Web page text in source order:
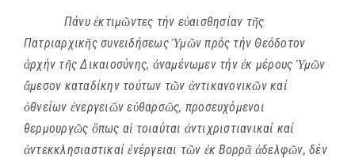
Πάνυἐκτιμῶντες τήν εὐαισθησίαν τῆς
Πατριαρχικῆς συνειδήσεωςὙμῶν πρός τήν Θεόδοτον
ἀρχήν τῆς Δικαιοσύνης, ἀναμένωμεν τήνἐκ μέρους Ὑμῶν
ἄμεσον καταδίκην τούτων τῶν ἀντικανονικῶν καί
ὀθνείων ἐνεργειῶν εὐθαρσῶς, προσευχόμενοι
θερμουργῶς ὅπως αἱ τοιαύται ἀντιχριστιανικαί καί
ἀντεκκλησιαστικαίἐνέργειαι τῶν ἐκ Βορρᾶ ἀδελφῶν, δέν